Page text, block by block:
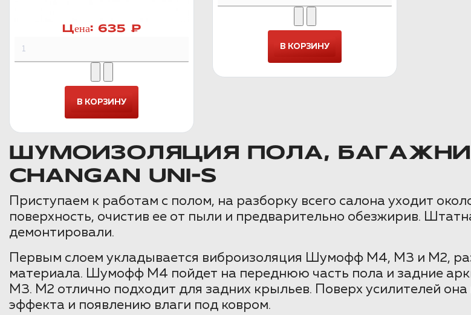
Цена: 635 ₽
ШУМОИЗОЛЯЦИЯ ПОЛА,
CHANGAN UNI-S
Приступаем к работам с полом, на разборку всего салона уходит
поверхность, очистив ее от пыли и предварительно обезжирив.
демонтировали.
Первым слоем укладывается виброизоляция Шумофф М4, М3 и М2,
материала. Шумофф М4 пойдет на переднюю часть пола и задние
М3. М2 отлично подходит для задних крыльев. Поверх усилителей
эффекта и появлению влаги под ковром.